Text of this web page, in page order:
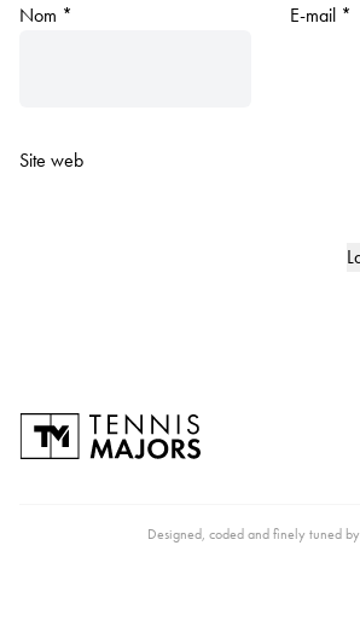
Nom * E-mail *
Site web
Designed, coded and finely tuned by